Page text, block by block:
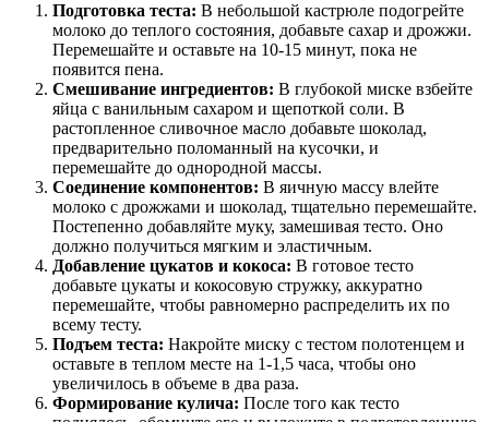
Подготовка теста: В небольшой кастрюле подогрейте
молоко до теплого состояния, добавьте сахар и дрожжи.
Перемешайте и оставьте на 10-15 минут, пока не
появится пена.
Смешивание ингредиентов: В глубокой миске взбейте
яйца с ванильным сахаром и щепоткой соли. В
растопленное сливочное масло добавьте шоколад,
предварительно поломанный на кусочки, и
перемешайте до однородной массы.
Соединение компонентов: В яичную массу влейте
молоко с дрожжами и шоколад, тщательно перемешайте.
Постепенно добавляйте муку, замешивая тесто. Оно
должно получиться мягким и эластичным.
Добавление цукатов и кокоса: В готовое тесто
добавьте цукаты и кокосовую стружку, аккуратно
перемешайте, чтобы равномерно распределить их по
всему тесту.
Подъем теста: Накройте миску с тестом полотенцем и
оставьте в теплом месте на 1-1,5 часа, чтобы оно
увеличилось в объеме в два раза.
Формирование кулича: После того как тесто